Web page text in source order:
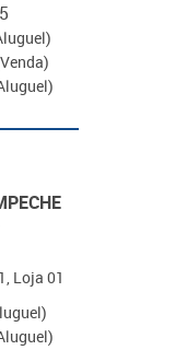
Loja 01